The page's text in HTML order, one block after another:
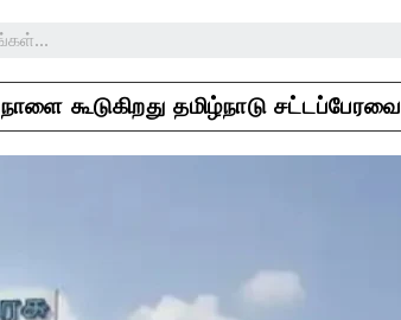
நாளை கூடுகிறது தமிழ்நாடு சட்டப்பேரவை